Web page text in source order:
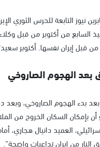
نيوز التابعة للحرس الثوري
السابع من أكتوبر من قبل
من قبل إيران نفسها. أكتوبر
بعد الهجوم الصاروخي
بدء الهجوم الصاروخي، وبعد
أن بإمكان السكان الخروج من
العميد دانيال هجاري،
النار من إيران تداعيات واضحة”.